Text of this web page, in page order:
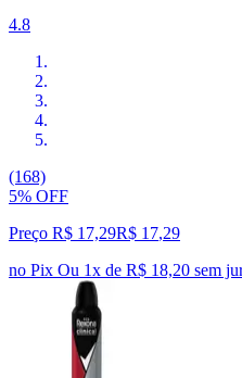
4.8
(168)
5% OFF
Preço R$ 17,29R$ 17,29
no Pix Ou 1x de R$ 18,20 sem